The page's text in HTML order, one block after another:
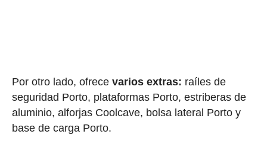
Por otro lado, ofrece varios extras: raíles de
seguridad Porto, plataformas Porto, estriberas de
aluminio, alforjas Coolcave, bolsa lateral Porto y
base de carga Porto.